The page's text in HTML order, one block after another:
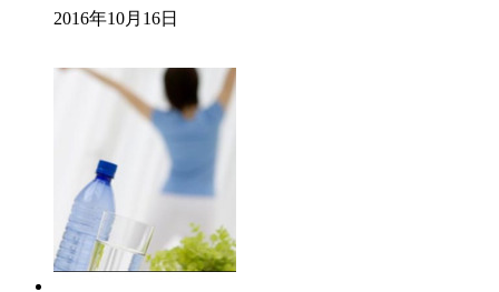
2016年10月16日